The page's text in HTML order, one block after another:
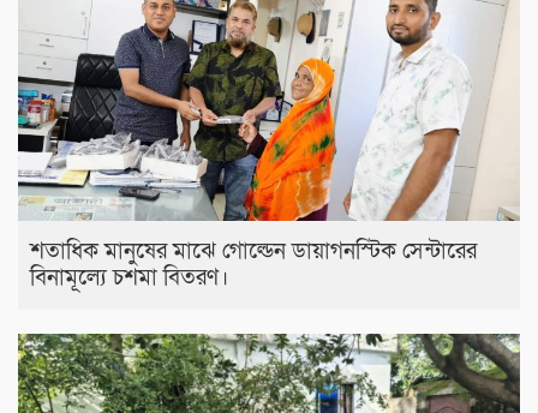
শতাধিক মানুষের মাঝে গোল্ডেন ডায়াগনস্টিক সেন্টারের
বিনামূল্যে চশমা বিতরণ।